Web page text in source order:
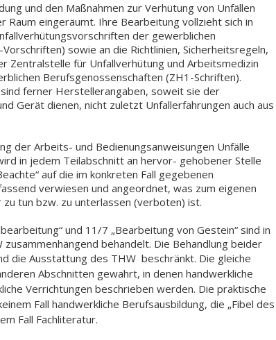
und den Maßnahmen zur Verhütung von Unfällen
Raum eingeräumt. Ihre Bearbeitung vollzieht sich in
der gewerblichen
sowie an die Richtlinien, Sicherheitsregeln,
Zentralstelle für Unfallverhütung und Arbeitsmedizin
Berufsgenossenschaften (ZH1-Schriften).
ferner Herstellerangaben, soweit sie der
Gerät dienen, nicht zuletzt Unfallerfahrungen auch aus
der Arbeits- und Bedienungsanweisungen Unfälle
in jedem Teilabschnitt an hervor- gehobener Stelle
auf die im konkreten Fall gegebenen
verwiesen und angeordnet, was zum eigenen
zu tun bzw. zu unterlassen (verboten) ist.
und 11/7 „Bearbeitung von Gestein“ sind in
behandelt. Die Behandlung beider
die Ausstattung des THW beschränkt. Die gleiche
Abschnitten gewahrt, in denen handwerkliche
Verrichtungen beschrieben werden. Die praktische
Fall handwerkliche Berufsausbildung, die „Fibel des
Fall Fachliteratur.